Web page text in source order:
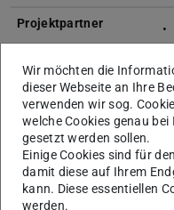
Projektpartner
Laufzeit
Wir möchten die
dieser Webseite an Ihre
verwenden wir sog.
welche Cookies genau
gesetzt werden sollen.
Einige Cookies sind für
damit diese auf Ihrem
kann. Diese essentiellen
werden.